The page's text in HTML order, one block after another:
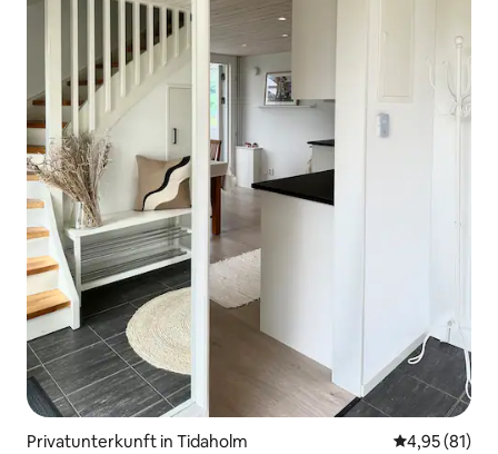
Privatunterkunft in Tidaholm
4,95 (81)